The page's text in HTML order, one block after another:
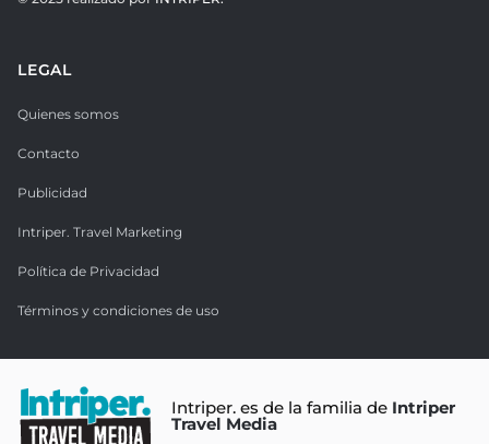
LEGAL
Quienes somos
Contacto
Publicidad
Intriper. Travel Marketing
Política de Privacidad
Términos y condiciones de uso
Intriper. es de la familia de Intriper
Travel Media